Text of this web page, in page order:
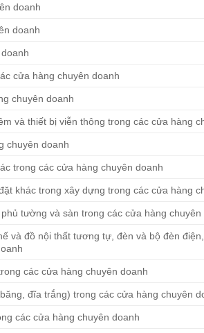
doanh
doanh
cửa hàng chuyên doanh
chuyên doanh
và thiết bị viễn thông trong các cửa hàng
chuyên doanh
trong các cửa hàng chuyên doanh
khác trong xây dựng trong các cửa hàng
tường và sàn trong các cửa hàng chuyên
và đồ nội thất tương tự, đèn và bộ đèn
các cửa hàng chuyên doanh
đĩa trắng) trong các cửa hàng chuyên
các cửa hàng chuyên doanh